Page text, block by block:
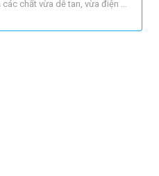
chất vừa dễ tan, vừa điện li
ion không tham gia phản